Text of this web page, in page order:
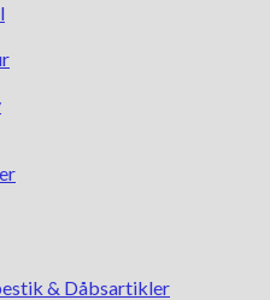
& Dåbsartikler